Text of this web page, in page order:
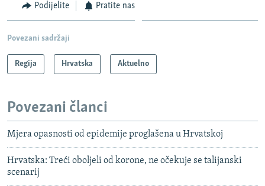
Podijelite Pratite nas
Povezani sadržaji
Regija Hrvatska Aktuelno
Povezani članci
Mjera opasnosti od epidemije proglašena u Hrvatskoj
Hrvatska: Treći oboljeli od korone, ne očekuje se talijanski
scenarij